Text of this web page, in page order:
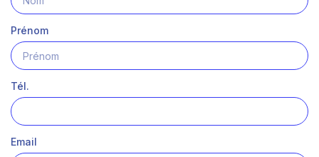
Prénom
Tél.
Email